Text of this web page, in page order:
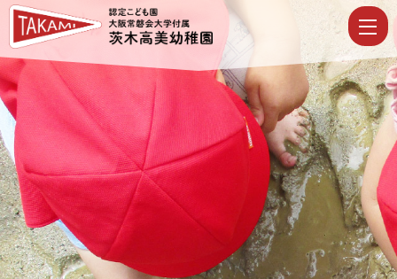
十
二
支
み
～
つ
け
た
|